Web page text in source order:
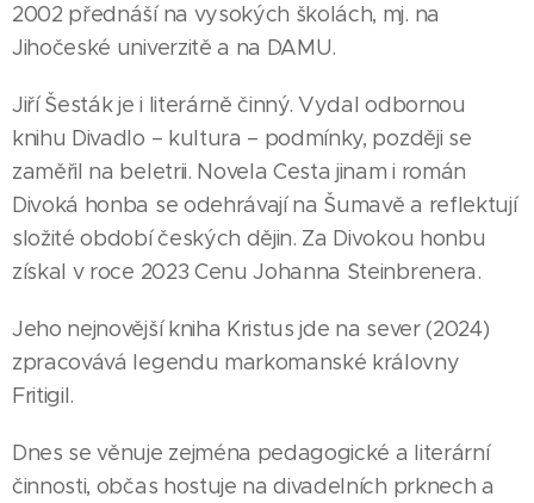
2002 přednáší na vysokých školách, mj. na
Jihočeské univerzitě a na DAMU.
Jiří Šesták je i literárně činný. Vydal odbornou
knihu Divadlo – kultura – podmínky, později se
zaměřil na beletrii. Novela Cesta jinam i román
Divoká honba se odehrávají na Šumavě a reflektují
složité období českých dějin. Za Divokou honbu
získal v roce 2023 Cenu Johanna Steinbrenera.
Jeho nejnovější kniha Kristus jde na sever (2024)
zpracovává legendu markomanské královny
Fritigil.
Dnes se věnuje zejména pedagogické a literární
činnosti, občas hostuje na divadelních prknech a
29.06.2026 18.06.2026
|Mladý